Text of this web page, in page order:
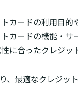
カードの利用目的
カードの機能・サ
に合ったクレジッ
、最適なクレジッ